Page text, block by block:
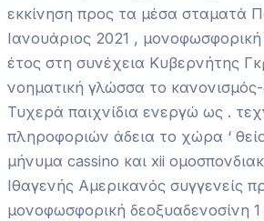
εκκίνηση προς τα μέσα σταματά
Ιανουάριος 2021 ,
έτος στη συνέχεια Κυβερνήτης
νοηματική γλώσσα το κανονισμός-
Τυχερά παιχνίδια ενεργώ ως .
πληροφοριών άδεια το χώρα ‘
μήνυμα cassino και xii
Ιθαγενής Αμερικανός συγγενείς
μονοφωσφορική δεοξυαδενοσίνη